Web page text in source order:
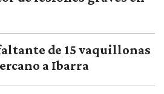
de 15 vaquillonas
a Ibarra